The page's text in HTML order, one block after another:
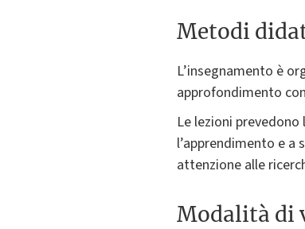
Metodi
L’insegnamento è
approfondimento
Le lezioni
l’apprendimento e
attenzione alle
Modalità di